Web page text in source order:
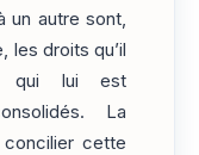
un autre sont,
les droits qu’il
qui lui est
La
cette